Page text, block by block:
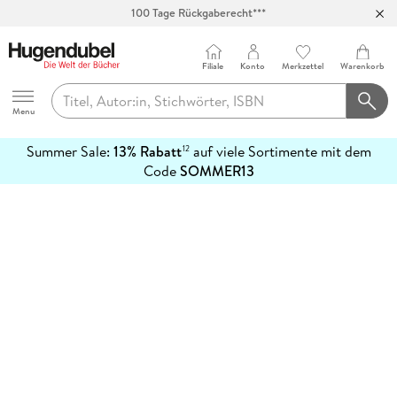
100 Tage Rückgaberecht***
Hugendubel
Menu
Filiale Konto Merkzettel Warenkorb
Summer Sale: 13% Rabatt12auf viele Sortimente mit dem
CodeSOMMER13
erfahren